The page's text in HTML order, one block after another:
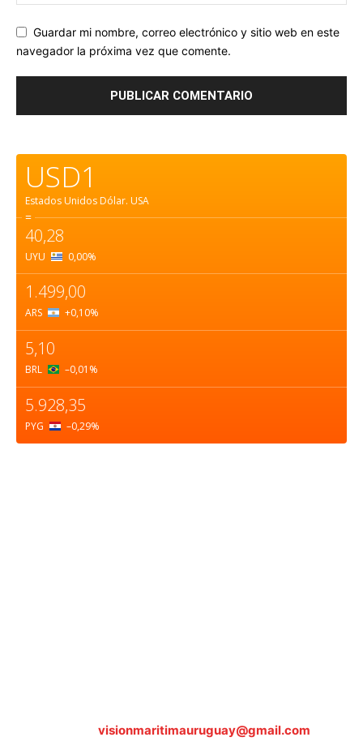
Guardar mi nombre, correo electrónico y sitio web en este
navegador la próxima vez que comente.
USD1
Estados Unidos Dólar. USA
=
40,28
UYU 0,00%
1.499,00
ARS +0,10%
5,10
BRL –0,01 %
5.928,35
PYG –0,29%
visionmaritimauruguay@gmail.com